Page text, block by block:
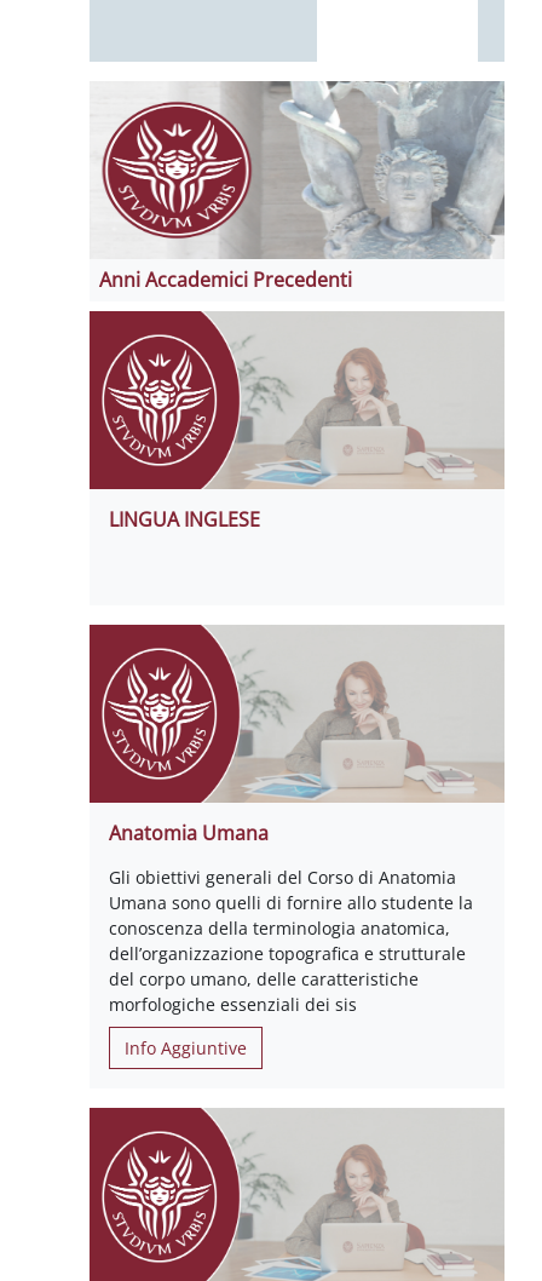
Anni Accademici Precedenti
LINGUA INGLESE
Anatomia Umana
Gli obiettivi generali del Corso di Anatomia
Umana sono quelli di fornire allo studente la
conoscenza della terminologia anatomica,
dell’organizzazione topografica e strutturale
del corpo umano, delle caratteristiche
morfologiche essenziali dei sis
Info Aggiuntive